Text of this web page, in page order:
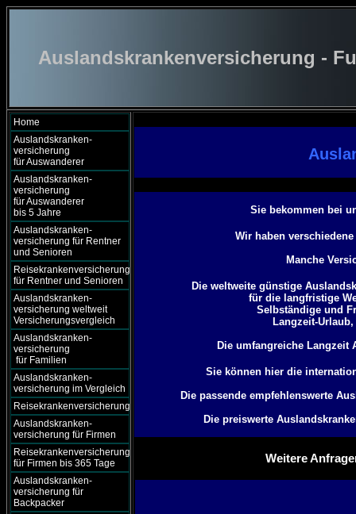
Auslandskrankenversicherung -
Home
Auslandskranken-
versicherung
für Auswanderer
Auslandskranken-
versicherung
für Auswanderer
bis 5 Jahre
Auslandskranken-
versicherung für Rentner
und Senioren
Reisekrankenversicherung
für Rentner und Senioren
Auslandskranken-
versicherung weltweit
Versicherungsvergleich
Auslandskranken-
versicherung
für Familien
Auslandskranken-
versicherung im Vergleich
Reisekrankenversicherung
Auslandskranken-
versicherung für Firmen
Reisekrankenversicherung
für Firmen bis 365 Tage
Auslandskranken-
versicherung für
Backpacker
Sie bekommen bei
Wir haben
Manche
Die weltweite günstige
für die langfristige
Selbständige und
Langzeit-
Die umfangreiche Langzeit
Sie können hier die
Die passende empfehlenswerte
Die preiswerte
Weitere